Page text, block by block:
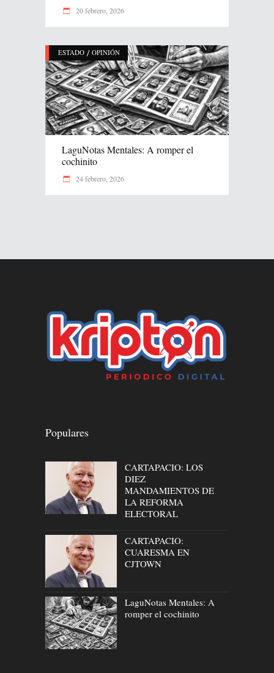
20 febrero, 2026
ESTADO / OPINIÓN
LaguNotas Mentales: A romper el
cochinito
24 febrero, 2026
Populares
CARTAPACIO: LOS
DIEZ
MANDAMIENTOS DE
LA REFORMA
ELECTORAL
CARTAPACIO:
CUARESMA EN
CJTOWN
LaguNotas Mentales: A
romper el cochinito